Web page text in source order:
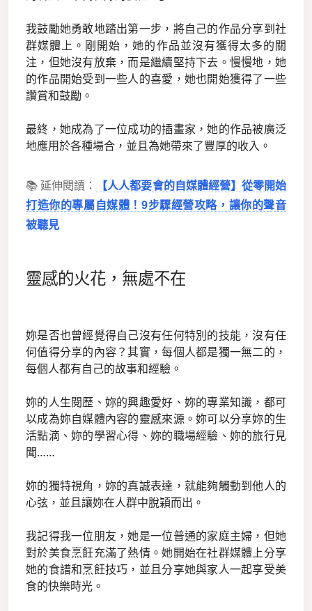
我鼓勵她勇敢地踏出第一步，將自己的作品分享到社
群媒體上。剛開始，她的作品並沒有獲得太多的關
注，但她沒有放棄，而是繼續堅持下去。慢慢地，她
的作品開始受到一些人的喜愛，她也開始獲得了一些
讚賞和鼓勵。
最終，她成為了一位成功的插畫家，她的作品被廣泛
地應用於各種場合，並且為她帶來了豐厚的收入。
📚 延伸閱讀：
【人人都要會的自媒體經營】從零開始
打造你的專屬自媒體！9步驟經營攻略，讓你的聲音
被聽見
靈感的火花，無處不在
妳是否也曾經覺得自己沒有任何特別的技能，沒有任
何值得分享的內容？其實，每個人都是獨一無二的，
每個人都有自己的故事和經驗。
妳的人生閱歷、妳的興趣愛好、妳的專業知識，都可
以成為妳自媒體內容的靈感來源。妳可以分享妳的生
活點滴、妳的學習心得、妳的職場經驗、妳的旅行見
聞……
妳的獨特視角，妳的真誠表達，就能夠觸動到他人的
心弦，並且讓妳在人群中脫穎而出。
我記得我一位朋友，她是一位普通的家庭主婦，但她
對於美食烹飪充滿了熱情。她開始在社群媒體上分享
她的食譜和烹飪技巧，並且分享她與家人一起享受美
食的快樂時光。